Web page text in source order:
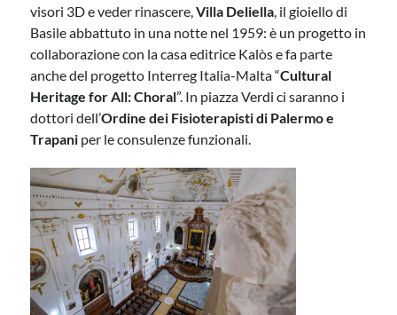
visori 3D e veder rinascere,Villa Deliella, il gioiello di
Basile abbattuto in una notte nel 1959: è un progetto in
collaborazione con la casa editrice Kalòs e fa parte
anche del progetto Interreg Italia-Malta “Cultural
Heritage for All: Choral”. In piazza Verdi ci saranno i
dottori dell’Ordine dei Fisioterapisti di Palermo e
Trapani per le consulenze funzionali.